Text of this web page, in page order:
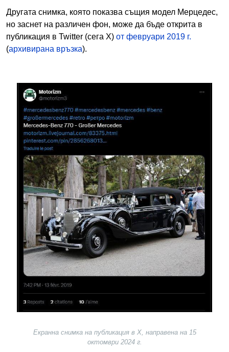
Другата снимка, която показва същия модел Мерцедес,
но заснет на различен фон, може да бъде открита в
публикация в Twitter (сега X) от февруари 2019 г.
(архивирана връзка).
Image
Екранна снимка на публикация в X, направена на 15
октомври 2024 г.